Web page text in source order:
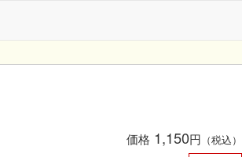
価格 1,150円 （税込）